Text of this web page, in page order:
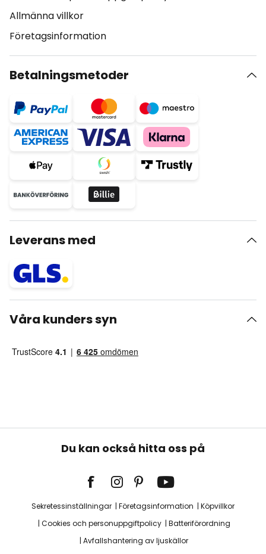
Allmänna villkor
Företagsinformation
Betalningsmetoder
Leverans med
Våra kunders syn
Du kan också hitta oss på
Sekretessinställningar Företagsinformation
Köpvillkor
Cookies och personuppgiftpolicy
Batteriförordning
Avfallshantering av ljuskällor